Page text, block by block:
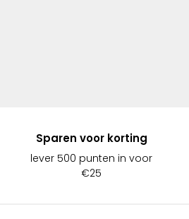
Sparen voor korting
lever 500 punten in voor
€25